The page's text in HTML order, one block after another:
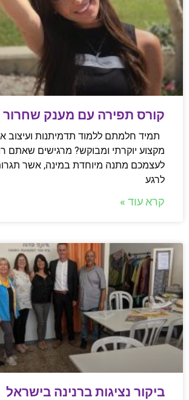
קורס תפירה עם מענק שחרור
תמיד חלמתם ללמוד תדמיתנות ועיצוב
מקצוע יוקרתי ומבוקש? מרגישים שאתם
לעצמכם מתנה מיוחדת במינה, אשר
לרגע
קרא עוד »
ביקור נציגות ברנינה בישראל